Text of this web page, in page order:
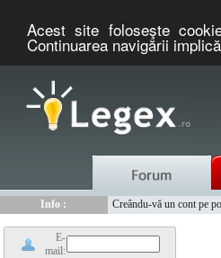
Acest site foloseşte
Continuarea navigării
Info :
Creându-vă un cont pe
E-
mail: